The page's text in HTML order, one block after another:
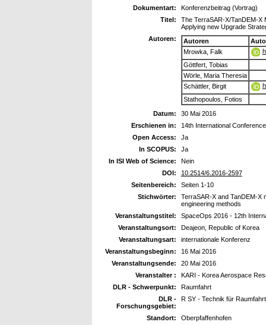
Dokumentart:
Konferenzbeitrag (Vortrag)
Titel:
The TerraSAR-X/TanDEM-X
Applying new Upgrade
Autoren:
Autoren
Mrowka, Falk
Göttfert, Tobias
Wörle, Maria Theresia
Schättler, Birgit
Stathopoulos, Fotios
Datum:
30 Mai 2016
Erschienen in:
14th International
Open Access:
Ja
In SCOPUS:
Ja
In ISI Web of Science:
Nein
DOI:
10.2514/6.2016-2597
Seitenbereich:
Seiten 1-10
Stichwörter:
TerraSAR-X and TanDEM-X
engineering methods
Veranstaltungstitel:
SpaceOps 2016 - 12th
Veranstaltungsort:
Deajeon, Republic of Korea
Veranstaltungsart:
internationale Konferenz
Veranstaltungsbeginn:
16 Mai 2016
Veranstaltungsende:
20 Mai 2016
Veranstalter :
KARI - Korea Aerospace
DLR - Schwerpunkt:
Raumfahrt
DLR -
Forschungsgebiet:
R SY - Technik für
Standort:
Oberpfaffenhofen